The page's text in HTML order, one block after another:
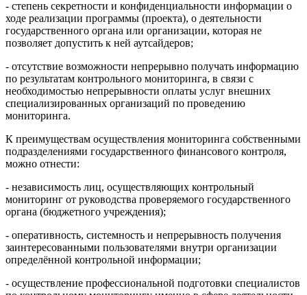
- степень секретности и конфиденциальности информации о
ходе реализации программы (проекта), о деятельности
государственного органа или организации, которая не
позволяет допустить к ней аутсайдеров;
- отсутствие возможности непрерывно получать информацию
по результатам контрольного мониторинга, в связи с
необходимостью непрерывности оплаты услуг внешних
специализированных организаций по проведению
мониторинга.
К преимуществам осуществления мониторинга собственными
подразделениями государственного финансового контроля,
можно отнести:
- независимость лиц, осуществляющих контрольный
мониторинг от руководства проверяемого государственного
органа (бюджетного учреждения);
- оперативность, системность и непрерывность получения
заинтересованными пользователями внутри организации
определённой контрольной информации;
- осуществление профессиональной подготовки специалистов